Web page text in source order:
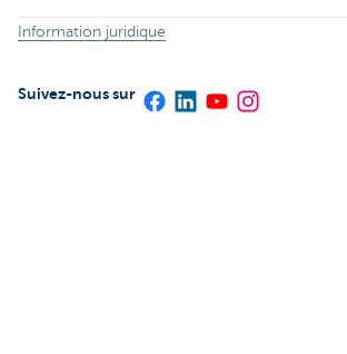
Information juridique
Suivez-nous sur